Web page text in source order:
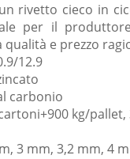
rivetto cieco in
per il
e prezzo
12.9
carbonio
kg/
3 mm, 3,2 mm, 4